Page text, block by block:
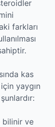
farkları
kas
yaygın
bilinir ve